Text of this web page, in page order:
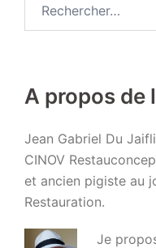
A propos de
Jean Gabriel Du
CINOV
et ancien pigiste au
Restauration.
Je